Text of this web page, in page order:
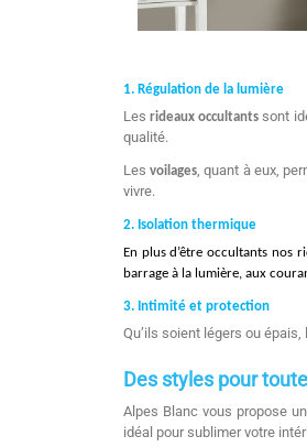
1. Régulation de la lumière
Lesrideaux occultants sont
qualité.
Lesvoilages , quant à eux,
vivre.
2. Isolation thermique
En plus d’être occultants nos
barrage à la lumière, aux
3. Intimité et protection
Qu’ils soient légers ou
Des styles pour
Alpes Blanc vous propose
idéal pour sublimer votre